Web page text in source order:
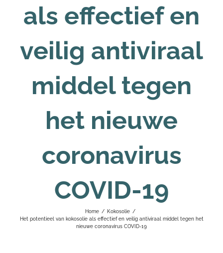
als effectief en
veilig antiviraal
middel tegen
het nieuwe
coronavirus
COVID-19
Home / Kokosolie /
Het potentieel van kokosolie als effectief en veilig antiviraal middel tegen het
nieuwe coronavirus COVID-19